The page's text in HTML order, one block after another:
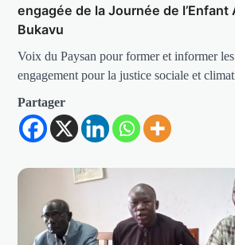
engagée de la Journée de l’Enfant
Bukavu
Voix du Paysan pour former et informer
engagement pour la justice sociale et
Partager